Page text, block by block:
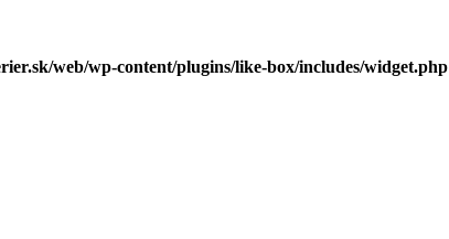
web/wp-content/plugins/like-box/includes/widget.php